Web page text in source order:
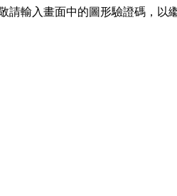
請輸入畫面中的圖形驗證碼，以